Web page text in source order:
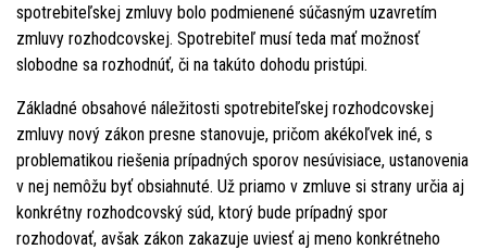
spotrebiteľskej zmluvy bolo podmienené súčasným uzavretím
zmluvy rozhodcovskej. Spotrebiteľ musí teda mať možnosť
slobodne sa rozhodnúť, či na takúto dohodu pristúpi.
Základné obsahové náležitosti spotrebiteľskej rozhodcovskej
zmluvy nový zákon presne stanovuje, pričom akékoľvek iné, s
problematikou riešenia prípadných sporov nesúvisiace, ustanovenia
v nej nemôžu byť obsiahnuté. Už priamo v zmluve si strany určia aj
konkrétny rozhodcovský súd, ktorý bude prípadný spor
rozhodovať, avšak zákon zakazuje uviesť aj meno konkrétneho